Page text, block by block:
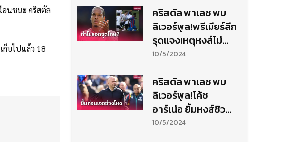
อนชนะ คริสตัล
ก็บไปแล้ว 18
คริสตัล พาเลซ พบ
ลิเวอร์พูล!พรีเมียร์ลีก
รุดแจงเหตุหงส์ไม่
เสียลูกโทษ
10/5/2024
คริสตัล พาเลซ พบ
ลิเวอร์พูล!โค้ช
อาร์เน่อ ยิ้มหงส์ซิว
ชัยก่อนเจอช่วงโหด
10/5/2024